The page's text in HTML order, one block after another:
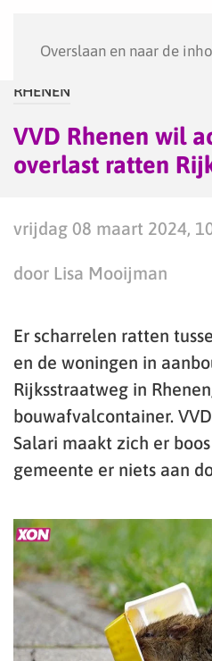
Overslaan en naar de
RHENEN
VVD Rhenen wil
overlast ratten
vrijdag 08 maart 2024,
door Lisa Mooijman
Er scharrelen ratten
en de woningen in
Rijksstraatweg in
bouwafvalcontainer.
Salari maakt zich er
gemeente er niets aan